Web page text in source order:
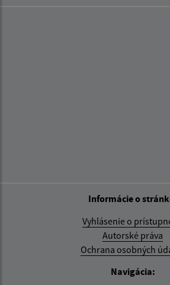
Informácie o
Vyhlásenie o
Autorské práva
Ochrana osobných
Navigácia: